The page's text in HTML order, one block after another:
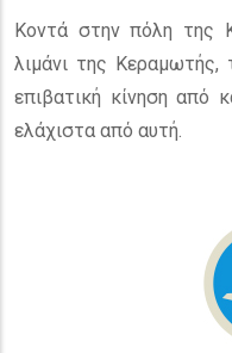
Κοντά στην πόλη της
λιμάνι της Κεραμωτής,
επιβατική κίνηση από
ελάχιστα από αυτή.